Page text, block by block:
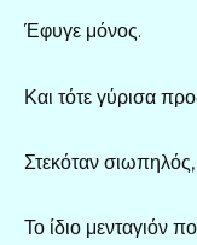
Έφυγε μόνος.
Και τότε γύρισα
Στεκόταν
Το ίδιο μενταγιόν